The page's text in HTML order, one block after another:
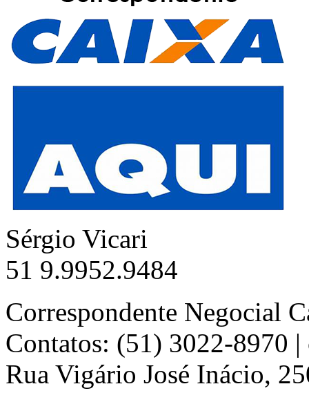
Sérgio Vicari
51 9.9952.9484
Correspondente Negocial
Contatos: (51) 3022-8970
Rua Vigário José Inácio,